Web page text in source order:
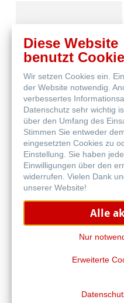
Diese Website
benutzt
Wir setzen Cookies ein.
der Website notwendig.
verbessertes
Datenschutz sehr wichtig
über den Umfang des
Stimmen Sie entweder
eingesetzten Cookies zu
Einstellung. Sie haben
Einwilligungen über den
widerrufen. Vielen Dank
unserer Website!
Alle
Nur
Erweiterte